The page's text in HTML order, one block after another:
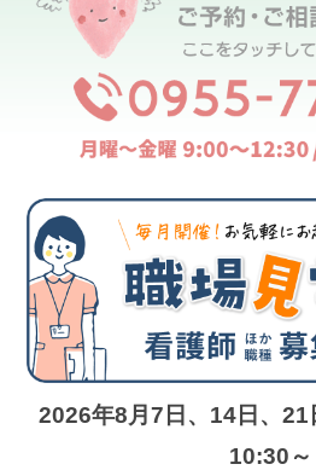
2026年8月7日、14日、
10:30～